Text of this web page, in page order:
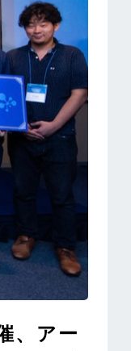
、アー